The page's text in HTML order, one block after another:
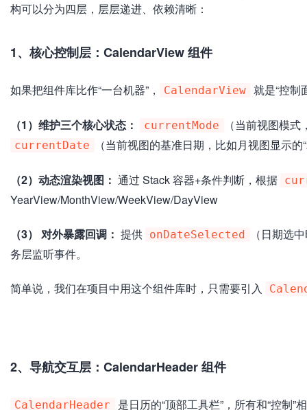
构可以分为四层，层层递进、依赖清晰：
1、核心控制层：CalendarView 组件
如果把组件库比作“一台机器”， CalendarView 就是“控制
（1）维护三个核心状态： currentMode （当前视图模
currentDate （当前视图的基准日期，比如月视图显示的
（2）动态渲染视图： 通过 Stack 容器+条件判断，根据
YearView/MonthView/WeekView/DayView
（3） 对外暴露回调： 提供 onDateSelected
（日期选
务层监听事件。
简单说，我们在项目中用这个组件库时，只需要引入
2、导航交互层：CalendarHeader 组件
CalendarHeader 是日历的“顶部工具栏”，所有和“控制”